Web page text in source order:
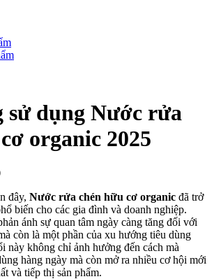
sử dụng Nước rửa
organic 2025
đây, Nước rửa chén hữu cơ organic đã trở
biến cho các gia đình và doanh nghiệp.
ánh sự quan tâm ngày càng tăng đối với
còn là một phần của xu hướng tiêu dùng
này không chỉ ảnh hưởng đến cách mà
hàng ngày mà còn mở ra nhiều cơ hội mới
và tiếp thị sản phẩm.